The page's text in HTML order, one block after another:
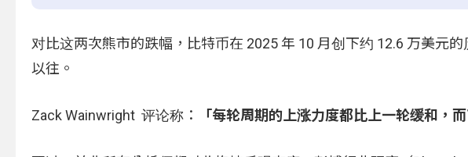
对比这两次熊市的跌幅，比特币在 2025 年 10 月创下约 12.6 万美元
以往。
Zack Wainwright 评论称： 「每轮周期的上涨力度都比上一轮缓和，